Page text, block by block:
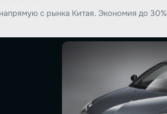
с рынка Китая. Экономия до 30%